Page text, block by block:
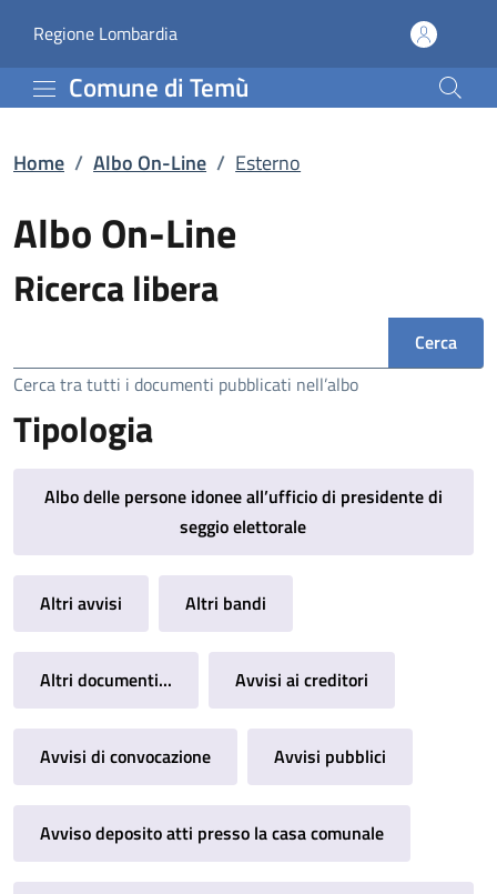
Esterno | Albo On-Line
Regione Lombardia(apre in un'altra scheda).
Comune di Temù
Home / Albo On-Line / Esterno
Albo On-Line
Ricerca libera
Cerca tra tutti i documenti pubblicati nell’albo
Tipologia
Albo delle persone idonee all’ufficio di presidente di
seggio elettorale
Altri avvisi Altri bandi
Altri documenti... Avvisi ai creditori
Avvisi di convocazione Avvisi pubblici
Avviso deposito atti presso la casa comunale